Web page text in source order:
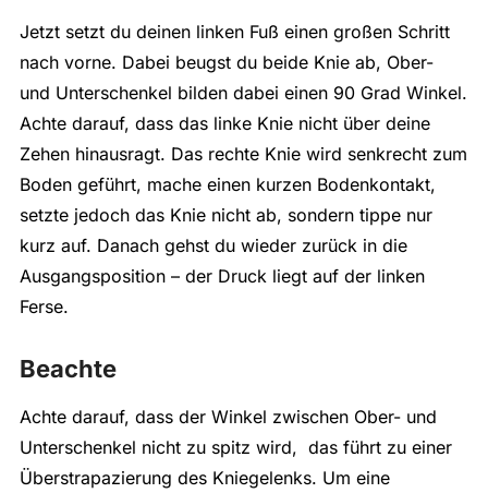
Jetzt setzt du deinen linken Fuß einen großen Schritt
nach vorne. Dabei beugst du beide Knie ab, Ober-
und Unterschenkel bilden dabei einen 90 Grad Winkel.
Achte darauf, dass das linke Knie nicht über deine
Zehen hinausragt. Das rechte Knie wird senkrecht zum
Boden geführt, mache einen kurzen Bodenkontakt,
setzte jedoch das Knie nicht ab, sondern tippe nur
kurz auf. Danach gehst du wieder zurück in die
Ausgangsposition – der Druck liegt auf der linken
Ferse.
Beachte
Achte darauf, dass der Winkel zwischen Ober- und
Unterschenkel nicht zu spitz wird, das führt zu einer
Überstrapazierung des Kniegelenks. Um eine